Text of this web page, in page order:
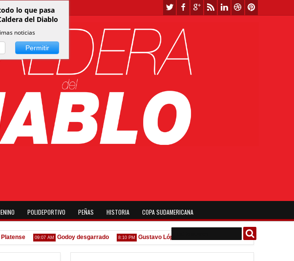
POLIDEPORTIVO PEÑAS HISTORIA COPA SUDAMERICANA
09:07 AM Godoy desgarrado 8:10 PM Gustavo López: "La diferencia entre Vélez e Independiente
lo que pasa
del Diablo
noticias
Permitir